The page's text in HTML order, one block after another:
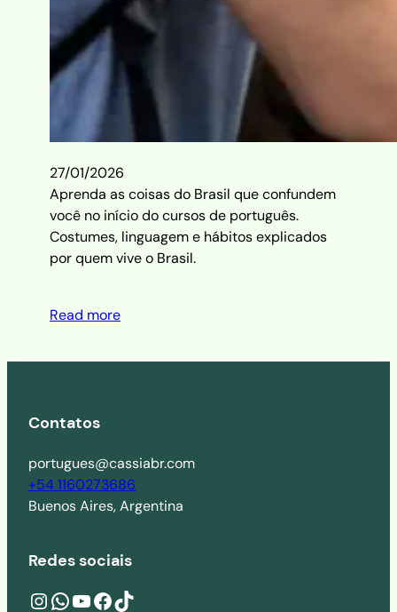
27/01/2026
Aprenda as coisas do Brasil que confundem
você no início do cursos de português.
Costumes, linguagem e hábitos explicados
por quem vive o Brasil.
Read more
Contatos
portugues@cassiabr.com
+54 1160273686
Buenos Aires, Argentina
Redes sociais
Instagramwa.me/541160273686 YouTube Facebook TikTok